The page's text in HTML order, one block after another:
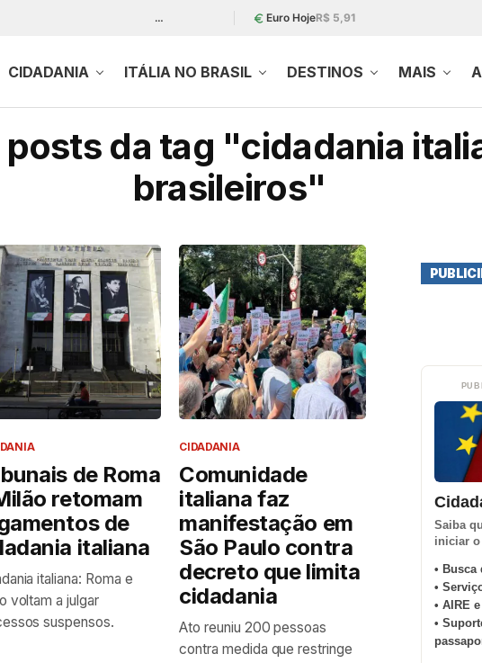
… Euro HojeR$ 5,91
CIDADANIA ITÁLIA NO BRASIL DESTINOS MAIS
da tag "cidadania
brasileiros"
de Roma
retomam
de
italiana
italiana: Roma e
voltam a julgar
suspensos.
CIDADANIA
Comunidade
italiana faz
manifestação em
São Paulo contra
decreto que limita
cidadania
Ato reuniu 200 pessoas
contra medida que restringe
Saiba
iniciar o
• Busca
•
• AIRE
•